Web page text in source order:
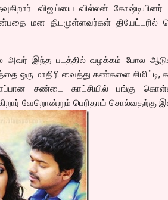
விஜய்யை வில்லன்
மன திடமுள்ளவர்கள் தியேட்டரில்
அவர் இந்த படத்தில் வழக்கம் போல
ஒரு மாதிரி வைத்து கண்களை சிமிட்டி,
சண்டை காட்சியில் பங்கு
வேறொன்றும் பெரிதாய் சொல்வதற்கு